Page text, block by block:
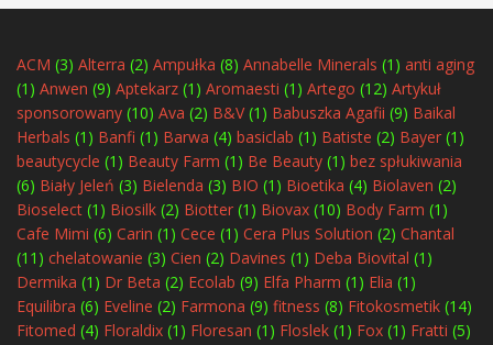
ACM (3) Alterra (2) Ampułka (8) Annabelle Minerals (1) anti aging
(1) Anwen (9) Aptekarz (1) Aromaesti (1) Artego (12) Artykuł
sponsorowany (10) Ava (2) B&V(1) Babuszka Agafii (9) Baikal
Herbals (1) Banfi (1) Barwa (4) basiclab (1) Batiste (2) Bayer (1)
beautycycle (1) Beauty Farm (1) Be Beauty (1) bez spłukiwania
(6) Biały Jeleń (3) Bielenda (3) BIO (1) Bioetika (4) Biolaven (2)
Bioselect (1) Biosilk (2) Biotter (1) Biovax (10) Body Farm (1)
Cafe Mimi (6) Carin (1) Cece (1) Cera Plus Solution (2) Chantal
(11) chelatowanie (3) Cien (2) Davines (1) Deba Biovital (1)
Dermika (1) Dr Beta (2) Ecolab (9) Elfa Pharm (1) Elia (1)
Equilibra (6) Eveline (2) Farmona (9) fitness (8) Fitokosmetik (14)
Fitomed (4) Floraldix (1) Floresan (1) Floslek (1) Fox (1) Fratti (5)